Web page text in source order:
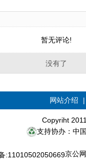
暂无评论!
没有了
网站介绍
Copyriht
支持协办：中
京公